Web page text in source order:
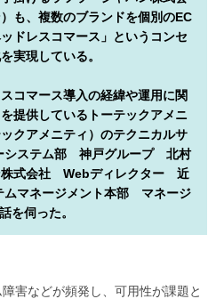
も、複数のブランドを個別のEC
ドレスコマース」というコンセ
実現している。
コマース導入の経緯や運用に関
提供しているトーテックアメニ
クアメニティ）のテクニカルサ
システム部 神戸グループ 北村
株式会社 Webディレクター 近
ムマネージメント本部 マネージ
を伺った。
害などが頻発し、可用性が課題と